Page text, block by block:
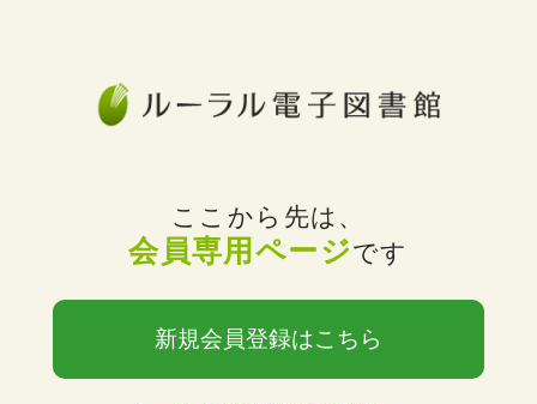
ここから先は、
会員専用ページです
新規会員登録はこちら